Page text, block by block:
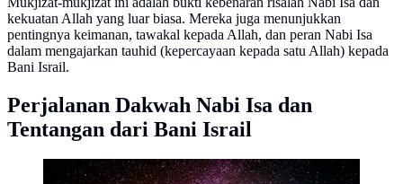
kekuatan Allah yang luar biasa. Mereka juga menunjukkan
pentingnya keimanan, tawakal kepada Allah, dan peran Nabi Isa
dalam mengajarkan tauhid (kepercayaan kepada satu Allah) kepada
Bani Israil.
Perjalanan Dakwah Nabi Isa dan
Tentangan dari Bani Israil